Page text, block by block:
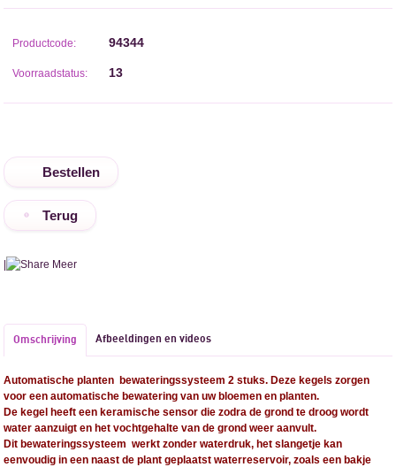
Productcode: 94344
Voorraadstatus: 13
Terug
| Meer
Omschrijving Afbeeldingen en videos
Automatische planten bewateringssysteem 2 stuks. Deze kegels zorgen
voor een automatische bewatering van uw bloemen en planten.
De kegel heeft een keramische sensor die zodra de grond te droog wordt
water aanzuigt en het vochtgehalte van de grond weer aanvult.
Dit bewateringssysteem werkt zonder waterdruk, het slangetje kan
eenvoudig in een naast de plant geplaatst waterreservoir, zoals een bakje